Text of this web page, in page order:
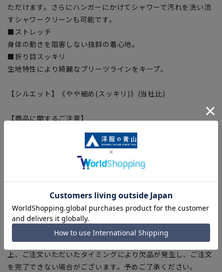
ただけます。さらにハンガーにかけてシャワーで汚れを洗い流
すシャワークリーンも可能です。
■ストレッチ
身体の動きを阻害しない抜群の着心地。
■折り目スッキリ
生地特性により綺麗なプリーツラインをキープ。
【シルエット】《やや細め(スッキリ)》(当社比)
【商品に関するご注意】
■商品画像はサンプルのため、色味やサイズ等の仕様に変更が
ある場合がございますので、予めご了承ください。
■ゆとり感には個人差があります。サイズ表を確認の上、ご購
入の目安としてご利用ください。
■ブラウザやお使いのモニター環境、室内外等の撮影時の環境
下での光加減により、実際の商品と掲載画像の色味が異なる場
合がございます。
■生地や仕様・デザインにより、着用感や実際のサイズ表に若
干の誤差が生じる場合がございます。予めご了承ください。
■店舗や各モールサイトと商品在庫を共有しております関係
上、ご注文いただいたタイミングにより欠品が発生し、ご注文
を完了できない場合がございます。予めご了承ください。